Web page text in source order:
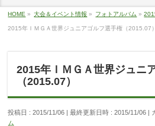
HOME » 大会＆イベント情報 » フォトアルバム »
2015年ＩＭＧＡ世界ジュニアゴルフ選手権（2015.07）
2015年ＩＭＧＡ世界ジュニ
（2015.07）
投稿日 : 2015/11/06 最終更新日時 : 2015/11/06
ム